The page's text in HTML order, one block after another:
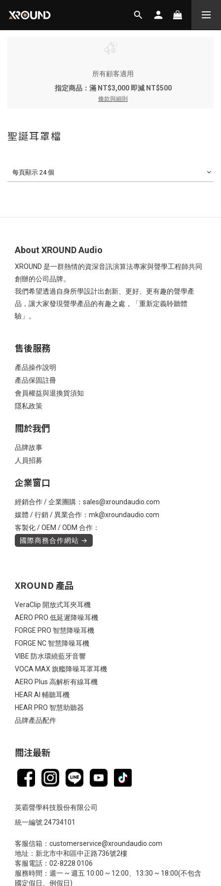
所有顧客適用
指定商品：滿 NT$3,000 即減 NT$500
條款與細則
聖誕耳罩檔
每頁顯示 24 個
About XROUND Audio
XROUND 是一群熱情的資深音訊演算法專家與聲學工程師共同
創辦的公司品牌。
我們希望透過自身所學設計出創新、更好、更有趣的聲學產
品，讓大家發現聲學產品的有趣之處，「重新定義聆聽體
驗」。
售後服務
產品操作說明
產品保固註冊
會員權益與退換貨須知
隱私政策
關於我們
品牌故事
人員招募
企業窗口
經銷合作 / 企業團購：sales@xroundaudio.com
媒體 / 行銷 / 異業合作：mk@xroundaudio.com
客製化 / OEM / ODM 合作：
國際商務合作網站 →
XROUND 產品
VeraClip 開放式耳夾耳機
AERO PRO 低延遲降噪耳機
FORGE PRO 智慧降噪耳機
FORGE NC 智慧降噪耳機
VIBE 防水環繞藍牙音響
VOCA MAX 旗艦降噪耳罩耳機
AERO Plus 高解析有線耳機
HEAR AI 輔聽耳機
HEAR PRO 智慧助聽器
品牌產品配件
關注最新
英霸聲學科技股份有限公司
統一編號:24734101
客服信箱：customerservice@xroundaudio.com
地址：新北市中和區中正路736號2樓
客服電話：02-8228 0106
服務時間：週一 ~ 週五 10:00 ~ 12:00、13:30 ~ 18:00(不包含
國定假日、例假日)